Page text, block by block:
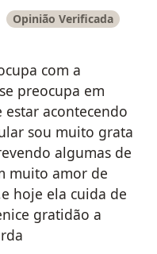
Opinião Verificada
com a
preocupa em
acontecendo
sou muito grata
algumas de
muito amor de
hoje ela cuida de
gratidão a